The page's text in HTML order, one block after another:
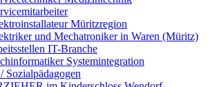
Müritzregion
und Mechatroniker in Waren (Müritz)
IT-Branche
Systemintegration
Sozialpädagogen